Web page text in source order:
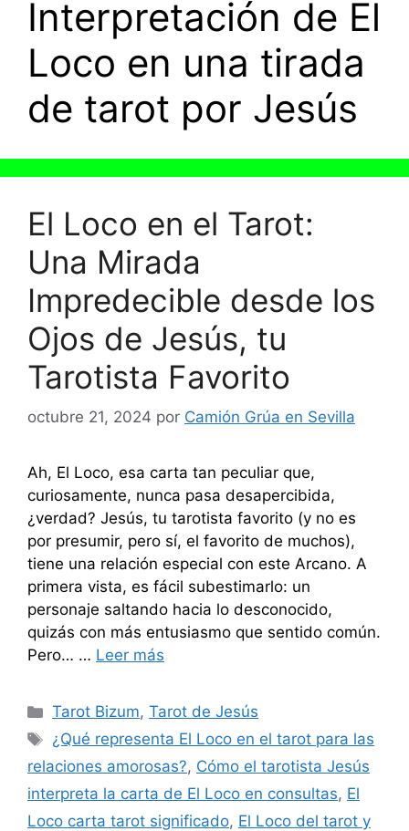
Interpretación de El
Loco en una tirada
de tarot por Jesús
El Loco en el Tarot:
Una Mirada
Impredecible desde los
Ojos de Jesús, tu
Tarotista Favorito
octubre 21, 2024 por Camión Grúa en Sevilla
Ah, El Loco, esa carta tan peculiar que,
curiosamente, nunca pasa desapercibida,
¿verdad? Jesús, tu tarotista favorito (y no es
por presumir, pero sí, el favorito de muchos),
tiene una relación especial con este Arcano. A
primera vista, es fácil subestimarlo: un
personaje saltando hacia lo desconocido,
quizás con más entusiasmo que sentido común.
Pero… … Leer más
Categorías
Tarot Bizum,Tarot de Jesús
Etiquetas
¿Qué representa El Loco en el tarot para las
relaciones amorosas?, Cómo el tarotista Jesús
interpreta la carta de El Loco en consultas, El
Loco carta tarot significado, El Loco del tarot y